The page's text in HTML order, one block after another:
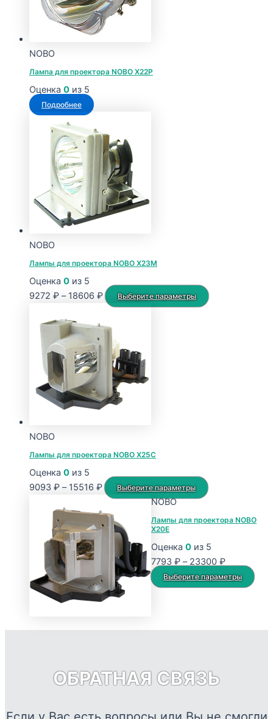
NOBO
Лампа для проектора NOBO X22P
Оценка 0 из 5
Подробнее
NOBO
Лампы для проектора NOBO X23M
Оценка 0 из 5
9272 ₽ – 18606 ₽Диапазон
цен:
9272 ₽
18606 ₽
Выберите параметры
Этот
NOBO
Лампы для проектора NOBO X25C
Оценка 0 из 5
9093 ₽ – 15516 ₽Диапазон
цен:
9093 ₽
–
15516 ₽
Выберите параметры
Этот
имеет
вариаций.
Опции
можно
выбрать
товара.
NOBO
Лампы для проектора NOBO
X20E
Оценка 0 из 5
7793 ₽ – 23300 ₽Диапазон
цен:
7793 ₽
Выберите параметры
ОБРАТНАЯ СВЯЗЬ